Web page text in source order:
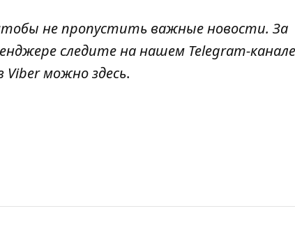
не пропустить важные новости. За
следите на нашем Telegram-канале
Viber можноздесь.